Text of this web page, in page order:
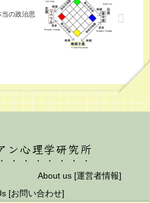
の政治思
ン心理学研究所
About us [運営者情報]
[お問い合わせ]